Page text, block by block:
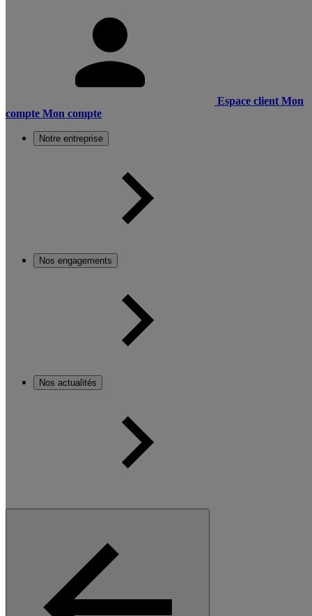
Espace client Mon
compte Mon compte
Notre entreprise
Nos engagements
Nos actualités